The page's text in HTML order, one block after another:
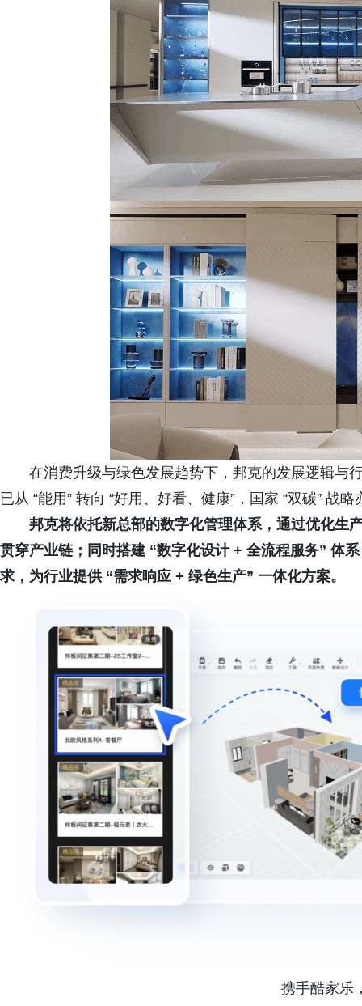
在消费升级与绿色发展趋势下，邦克的发展逻辑与
已从 “能用” 转向 “好用、好看、健康”，国家 “双碳” 战
邦克将依托新总部的数字化管理体系，通过优化生
贯穿产业链；同时搭建 “数字化设计 + 全流程服务” 体
求，为行业提供 “需求响应 + 绿色生产” 一体化方案。
携手酷家乐